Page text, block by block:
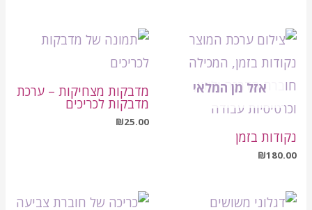
אזל מן המלאי
נקודות בזמן
₪180.00
מדבקות מצחיקות – ערכת
מדבקות לכריכים
₪25.00